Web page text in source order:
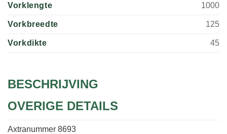
Vorklengte 1000
Vorkbreedte 125
Vorkdikte 45
BESCHRIJVING
OVERIGE DETAILS
Axtranummer 8693